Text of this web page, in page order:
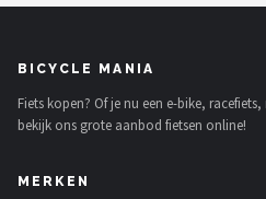
ABUS
AXA
New Looxs
BICYCLE MANIA
Fiets kopen? Of je nu een e-bike,
bekijk ons grote aanbod fietsen online!
MERKEN